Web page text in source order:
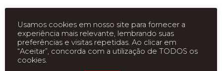
Usamos cookies em nosso site para fornecer a
experiência mais relevante, lembrando suas
preferências e visitas repetidas. Ao clicar em
“Aceitar”, concorda com a utilização de TODOS os
cookies.